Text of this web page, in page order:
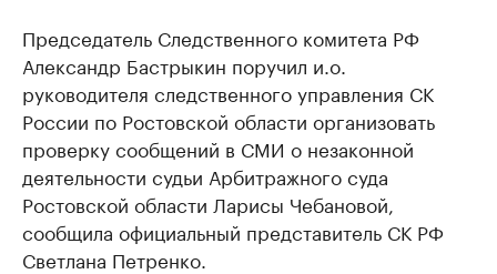
Председатель Следственного комитета РФ
Александр Бастрыкин поручил и.о.
руководителя следственного управления СК
России по Ростовской области организовать
проверку сообщений в СМИ о незаконной
деятельности судьи Арбитражного суда
Ростовской области Ларисы Чебановой,
сообщила официальный представитель СК РФ
Светлана Петренко.